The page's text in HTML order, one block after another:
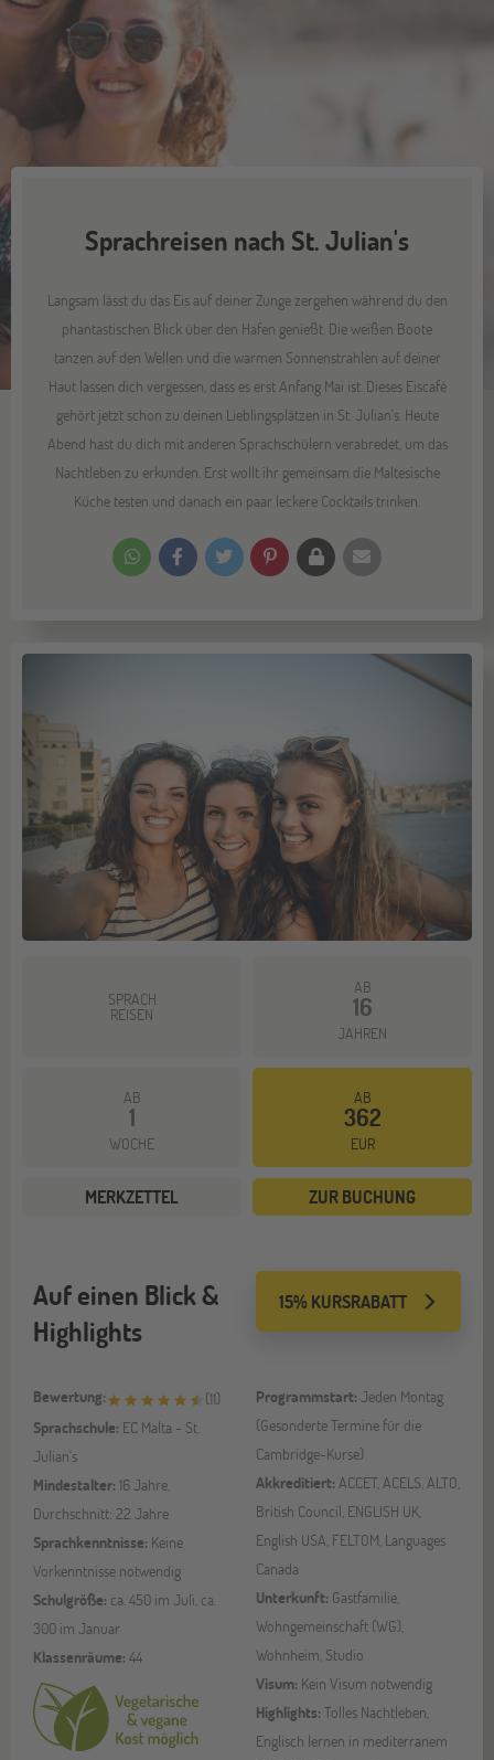
Sprachreisen nach St. Julian's
Langsam lässt du das Eis auf deiner Zunge zergehen während du den
phantastischen Blick über den Hafen genießt. Die weißen Boote
tanzen auf den Wellen und die warmen Sonnenstrahlen auf deiner
Haut lassen dich vergessen, dass es erst Anfang Mai ist. Dieses Eiscafé
gehört jetzt schon zu deinen Lieblingsplätzen in St. Julian's. Heute
Abend hast du dich mit anderen Sprachschülern verabredet, um das
Nachtleben zu erkunden. Erst wollt ihr gemeinsam die Maltesische
Küche testen und danach ein paar leckere Cocktails trinken.
SPRACH
REISEN
AB
16
JAHREN
AB
1
WOCHE
AB
362
EUR
MERKZETTEL ZUR BUCHUNG
15% KURSRABATT
Auf einen Blick &
Highlights
Bewertung: (11)
Sprachschule: EC Malta - St.
Julian's
Mindestalter: 16 Jahre,
Durchschnitt: 22 Jahre
Sprachkenntnisse: Keine
Vorkenntnisse notwendig
Schulgröße: ca. 450 im Juli, ca.
300 im Januar
Klassenräume: 44
Programmstart: Jeden Montag
(Gesonderte Termine für die
Cambridge-Kurse)
Akkreditiert: ACCET, ACELS, ALTO,
British Council, ENGLISH UK,
English USA, FELTOM, Languages
Canada
Unterkunft: Gastfamilie,
Wohngemeinschaft (WG),
Wohnheim, Studio
Visum: Kein Visum notwendig
Highlights: Tolles Nachtleben,
Englisch lernen in mediterranem